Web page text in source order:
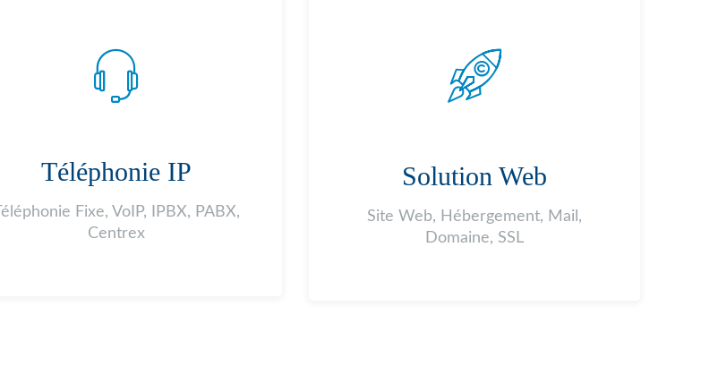
Téléphonie IP
Téléphonie Fixe, VoIP, IPBX, PABX,
Centrex
Solution Web
Site Web, Hébergement, Mail,
Domaine, SSL